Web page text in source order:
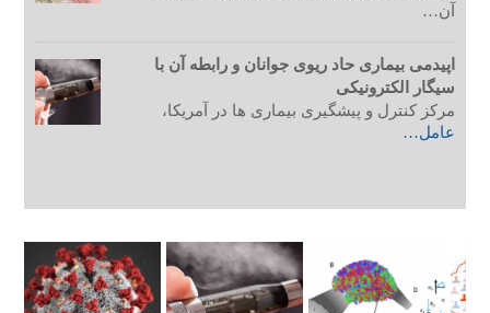
آن…
اپیدمی بیماری حاد ریوی جوانان و رابطه آن با
سیگار الکترونیکی
مرکز کنترل و پیشگیری بیماری ها در آمریکا،
عامل…